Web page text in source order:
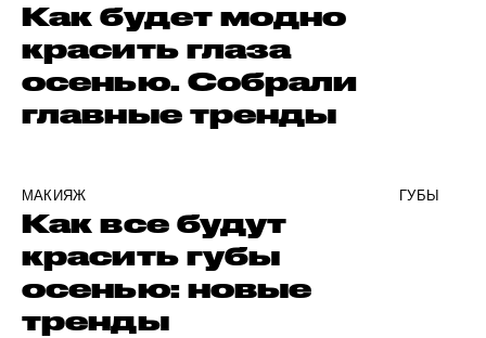
Как будет модно
красить глаза
осенью. Собрали
главные тренды
МАКИЯЖ ГУБЫ
Как все будут
красить губы
осенью: новые
тренды